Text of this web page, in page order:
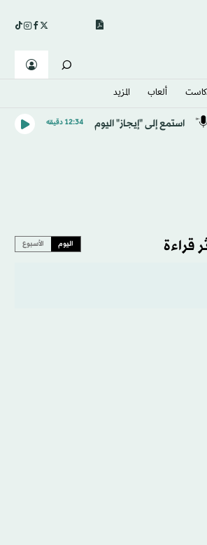
ألعاب المزيد
استمع إلى "إيجاز" اليوم 12:34 دقيقه
قراءة اليوم الأسبوع